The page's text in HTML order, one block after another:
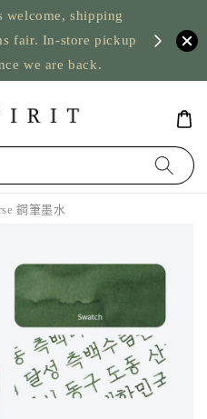
welcome, shipping
fair. In-store pickup
we are back.
US
鋼筆墨水